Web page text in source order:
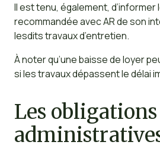
Il est tenu, également,
recommandée avec AR de son
lesdits travaux d’entretien.
À noter qu’une baisse de loyer
si les travaux dépassent le délai
Les obligations